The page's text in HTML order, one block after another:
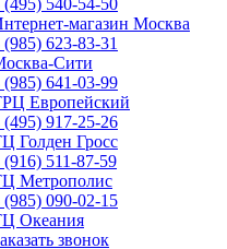
(495) 540-54-50
магазин Москва
(985) 623-83-31
Сити
(985) 641-03-99
Европейский
(495) 917-25-26
Голден Гросс
(916) 511-87-59
Метрополис
(985) 090-02-15
Океания
звонок